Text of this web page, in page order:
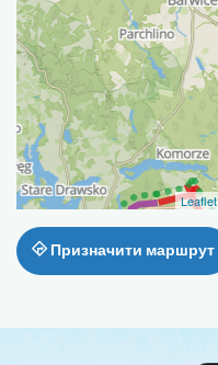
Leaflet
Призначити маршрут